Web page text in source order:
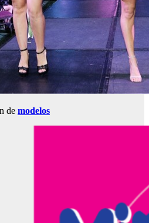
de modelos